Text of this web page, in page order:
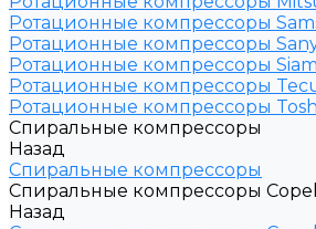
Ротационные компрессоры
Ротационные компрессоры
Ротационные компрессоры Siam
Ротационные компрессоры
Ротационные компрессоры
Спиральные компрессоры
Назад
Спиральные компрессоры
Спиральные компрессоры
Назад